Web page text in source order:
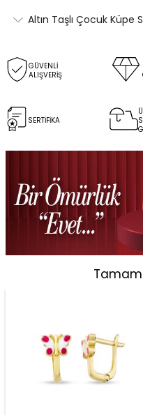
Altın Taşlı Çocuk Küpe
GÜVENLİ
ALIŞVERİŞ
SERTİFİKA